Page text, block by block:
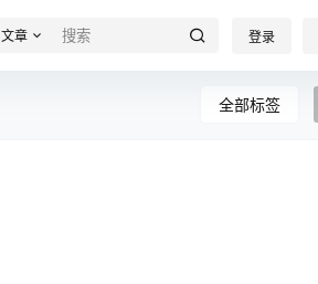
文章 登录
全部标签